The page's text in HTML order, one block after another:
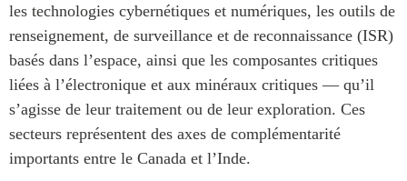
les technologies cybernétiques et numériques, les outils de
renseignement, de surveillance et de reconnaissance (ISR)
basés dans l’espace, ainsi que les composantes critiques
liées à l’électronique et aux minéraux critiques — qu’il
s’agisse de leur traitement ou de leur exploration. Ces
secteurs représentent des axes de complémentarité
importants entre le Canada et l’Inde.